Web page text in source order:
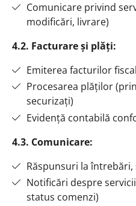
Comunicare privind
modificări, livrare)
4.2. Facturare și plăți:
Emiterea facturilor
Procesarea plăților
securizați)
Evidență contabilă
4.3. Comunicare:
Răspunsuri la
Notificări despre
status comenzi)